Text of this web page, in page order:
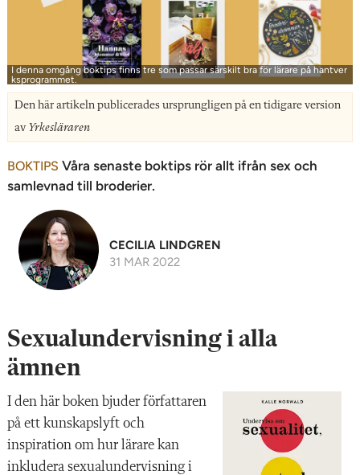
I denna omgång boktips finns tre som passar särskilt bra för lärare på hantver
ksprogrammet.
Den här artikeln publicerades ursprungligen på en tidigare version
av Yrkesläraren
BOKTIPS Våra senaste boktips rör allt ifrån sex och
samlevnad till broderier.
CECILIA LINDGREN
31 MAR 2022
Sexualundervisning i alla
ämnen
I den här boken bjuder författaren
på ett kunskapslyft och
inspiration om hur lärare kan
inkludera sexualundervisning i